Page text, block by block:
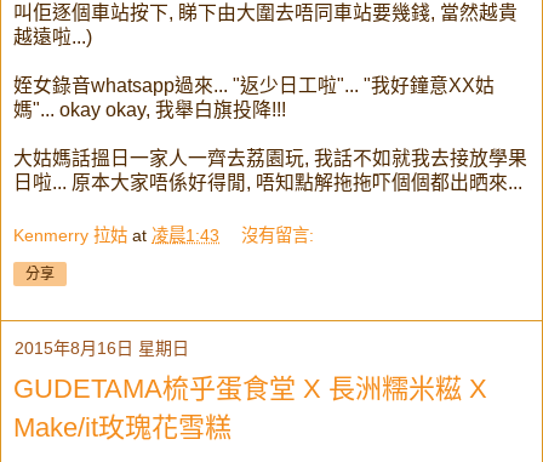
叫佢逐個車站按下, 睇下由大圍去唔同車站要幾錢, 當然越貴
越遠啦...)
姪女錄音whatsapp過來... "返少日工啦"... "我好鐘意XX姑
媽"... okay okay, 我舉白旗投降!!!
大姑媽話搵日一家人一齊去荔園玩, 我話不如就我去接放學果
日啦... 原本大家唔係好得閒, 唔知點解拖拖吓個個都出晒來...
Kenmerry 拉姑 at 凌晨1:43 沒有留言:
分享
2015年8月16日 星期日
GUDETAMA梳乎蛋食堂 X 長洲糯米糍 X
Make/it玫瑰花雪糕